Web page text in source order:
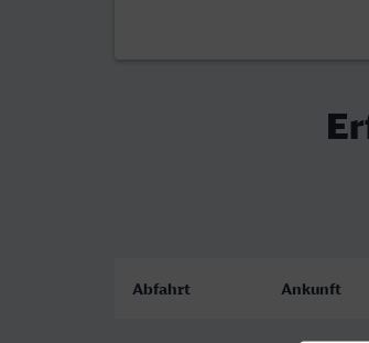
Abfahrt Ankunft